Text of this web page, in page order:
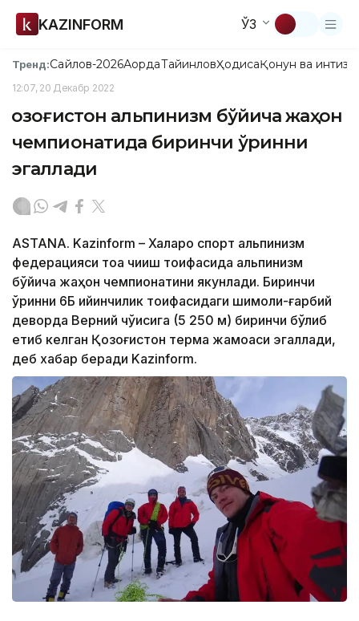
KAZINFORM ЎЗ
Тренд:Сайлов-2026АқордаТайинловҲодисаҚонун ва
12:07, 20 Декабр 2022
Қозоғистон альпинизм бўйича жаҳон
чемпионатида биринчи ўринни
эгаллади
ASTANA. Kazinform – Халқаро спорт альпинизм
федерацияси тоққа чиқиш тоифасида альпинизм
бўйича жаҳон чемпионатини якунлади. Биринчи
ўринни 6Б қийинчилик тоифасидаги шимоли-ғарбий
деворда Верний чўққисига (5 250 м) биринчи бўлиб
етиб келган Қозоғистон терма жамоаси эгаллади,
деб хабар беради Kazinform.